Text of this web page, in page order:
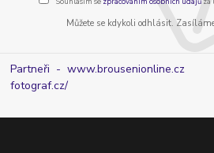
Můžete se kdykoli odhlásit.
Partneři -
fotograf.cz/